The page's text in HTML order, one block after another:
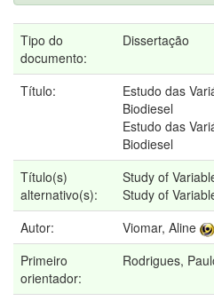
Tipo do
documento:
Dissertação
Título:
Estudo das
Biodiesel
Estudo das
Biodiesel
Título(s)
alternativo(s):
Study of
Study of
Autor:
Viomar, Aline
Primeiro
orientador:
Rodrigues,